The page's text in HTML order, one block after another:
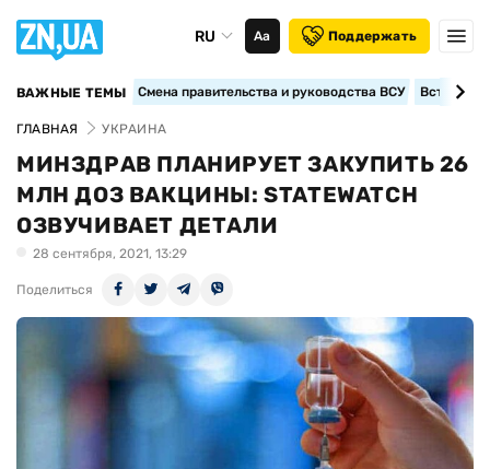
RU Аа Поддержать
ВАЖНЫЕ ТЕМЫ Смена правительства и руководства ВСУ
ГЛАВНАЯ УКРАИНА
МИНЗДРАВ ПЛАНИРУЕТ ЗАКУПИТЬ 26
МЛН ДОЗ ВАКЦИНЫ: STATEWATCH
ОЗВУЧИВАЕТ ДЕТАЛИ
28 сентября, 2021, 13:29
Поделиться